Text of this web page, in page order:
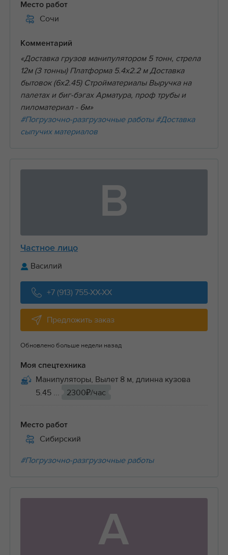
Место работ
Сочи
Комментарий
«Доставка грузов манипулятором 5 тонн, стрела
12м (3 тонны) Платформа 5.4х2.2 м Доставка
бытовок (6х2.45) Стройматериалы Выручка на
палетах и биг-бэгах Арматура, проф трубы и
пиломатериал - 6м»
#Погрузочно-разгрузочные работы #Доставка
сыпучих материалов
В
Частное лицо
Василий
+7 (913) 755-XX-XX
Предложить заказ
Обновлено больше недели назад
Моя спецтехника
Манипуляторы, Вылет 8 м, длинна кузова
5.45 ...
2300₽/час
Место работ
Сибирский
#Погрузочно-разгрузочные работы
А